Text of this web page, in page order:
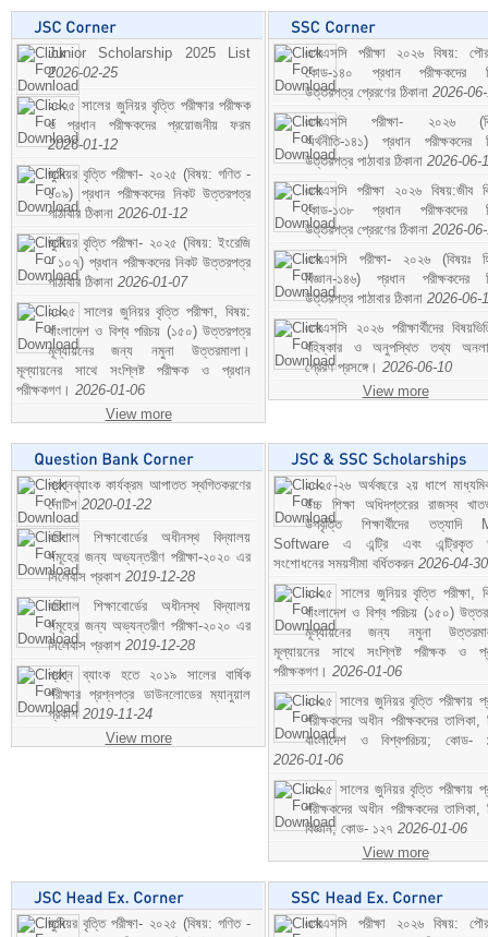
Junior Scholarship 2025 List
2026-02-25
২০২৫ সালের জুনিয়র বৃত্তি পরীক্ষার পরীক্ষক
ও প্রধান পরীক্ষকদের প্রয়োজনীয় ফরম
2026-01-12
জুনিয়র বৃত্তি পরীক্ষা- ২০২৫ (বিষয়: গণিত -
১০৯) প্রধান পরীক্ষকদের নিকট উত্তরপত্র
পাঠাবার ঠিকানা 2026-01-12
জুনিয়র বৃত্তি পরীক্ষা- ২০২৫ (বিষয়: ইংরেজি
- ১০৭) প্রধান পরীক্ষকদের নিকট উত্তরপত্র
পাঠাবার ঠিকানা 2026-01-07
২০২৫ সালের জুনিয়র বৃত্তি পরীক্ষা, বিষয়:
বাংলাদেশ ও বিশ্ব পরিচয় (১৫০) উত্তরপত্র
মূল্যায়নের জন্য নমুনা উত্তরমালা।
মূল্যায়নের সাথে সংশ্লিষ্ট পরীক্ষক ও প্রধান
পরীক্ষকগণ। 2026-01-06
View more
এসএসসি পরীক্ষা ২০২৬ বিষয়:
কোড-১৪০ প্রধান পরীক্ষকদের
উত্তরপত্র প্রেরণের ঠিকানা 2026-
এসএসসি পরীক্ষা- ২০২৬
অর্থনীতি-১৪১) প্রধান পরীক্ষকদের
উত্তরপত্র পাঠাবার ঠিকানা 2026-06-
এসএসসি পরীক্ষা ২০২৬ বিষয়:জীব
কোড-১৩৮ প্রধান পরীক্ষকদের
উত্তরপত্র প্রেরণের ঠিকানা 2026-
এসএসসি পরীক্ষা- ২০২৬ (বিষয়ঃ
বিজ্ঞান-১৪৬) প্রধান পরীক্ষকদের
উত্তরপত্র পাঠাবার ঠিকানা 2026-06-
এসএসসি ২০২৬ পরীক্ষার্থীদের
বহিষ্কার ও অনুপস্থিত তথ্য
প্রেরণ প্রসঙ্গে। 2026-06-10
View more
প্রশ্নব্যাংক কার্যক্রম আপাতত স্থগিতকরণের
নোটিশ 2020-01-22
বরিশাল শিক্ষাবোর্ডের অধীনস্থ বিদ্যালয়
সমূহের জন্য অভ্যন্তরীণ পরীক্ষা-২০২০ এর
সিলেবাস প্রকাশ 2019-12-28
বরিশাল শিক্ষাবোর্ডের অধীনস্থ বিদ্যালয়
সমূহের জন্য অভ্যন্তরীণ পরীক্ষা-২০২০ এর
সিলেবাস প্রকাশ 2019-12-28
প্রশ্ন ব্যাংক হতে ২০১৯ সালের বার্ষিক
পরীক্ষার প্রশ্নপত্র ডাউনলোডের ম্যানুয়াল
প্রকাশ 2019-11-24
View more
২০২৫-২৬ অর্থবছরে ২য় ধাপে
উচ্চ শিক্ষা অধিদপ্তরের রাজস্ব
উপবৃত্তি শিক্ষার্থীদের তত্যাদি
Software এ এন্ট্রি এবং এন্ট্রিকৃত
সংশোধনের সময়সীমা বর্ধিতকরন 2026-04-30
২০২৫ সালের জুনিয়র বৃত্তি পরীক্ষা,
বাংলাদেশ ও বিশ্ব পরিচয় (১৫০)
মূল্যায়নের জন্য নমুনা
মূল্যায়নের সাথে সংশ্লিষ্ট পরীক্ষক ও
পরীক্ষকগণ। 2026-01-06
২০২৫ সালের জুনিয়র বৃত্তি পরীক্ষায়
পরীক্ষকদের অধীন পরীক্ষকদের তালিকা,
বাংলাদেশ ও বিশ্বপরিচয়; কোড-
2026-01-06
২০২৫ সালের জুনিয়র বৃত্তি পরীক্ষায়
পরীক্ষকদের অধীন পরীক্ষকদের তালিকা,
বিজ্ঞান; কোড- ১২৭ 2026-01-06
View more
জুনিয়র বৃত্তি পরীক্ষা- ২০২৫ (বিষয়: গণিত -
এসএসসি পরীক্ষা ২০২৬ বিষয়: